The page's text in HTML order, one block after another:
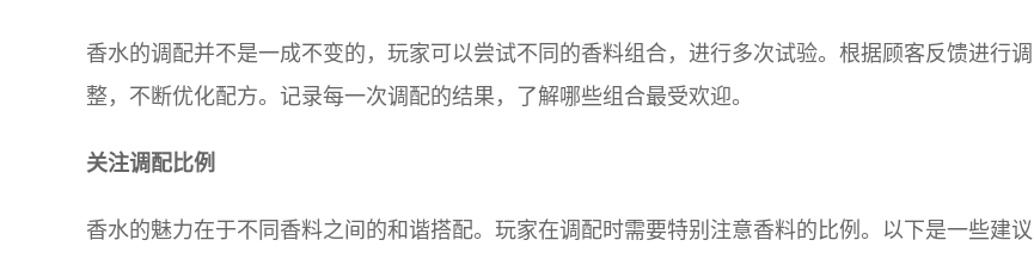
香水的调配并不是一成不变的，玩家可以尝试不同的香料组合，进行多次试验。根据顾客反馈进行调
整，不断优化配方。记录每一次调配的结果，了解哪些组合最受欢迎。
关注调配比例
香水的魅力在于不同香料之间的和谐搭配。玩家在调配时需要特别注意香料的比例。以下是一些建议